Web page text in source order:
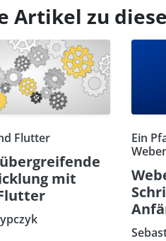
Artikel zu
Flutter
mit
Ein